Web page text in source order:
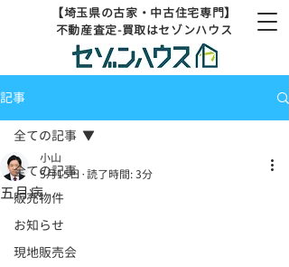
【埼玉県の古家・中古住宅専門】
不動産査定-買取はセゾンハウス
記事
全ての記事
販売物件
お知らせ
現地販売会
全ての記事
五月病
小山
5月15日 読了時間: 3分